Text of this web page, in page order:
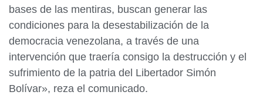
bases de las mentiras, buscan generar las
condiciones para la desestabilización de la
democracia venezolana, a través de una
intervención que traería consigo la destrucción y el
sufrimiento de la patria del Libertador Simón
Bolívar», reza el comunicado.